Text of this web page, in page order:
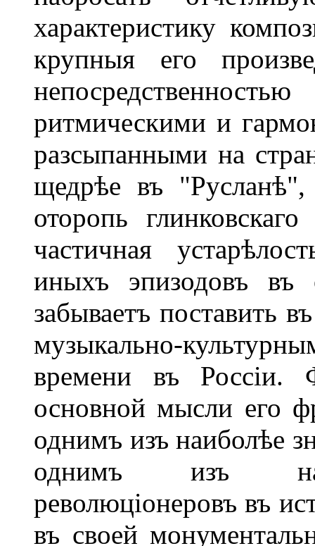
характеристику
крупныя его
ритмическими и
разсыпанными на
щедрѣе въ
оторопь
частичная
иныхъ эпизодовъ въ
забываетъ поставить
музыкально-
времени въ Россіи.
основной мысли его
однимъ изъ наиболѣе
однимъ изъ
революціонеровъ въ
въ своей